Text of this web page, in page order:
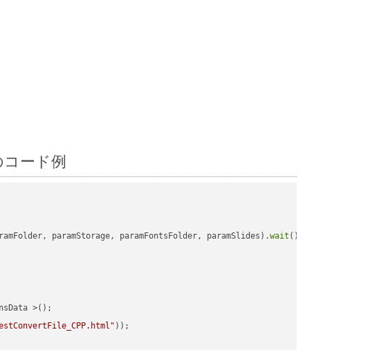
ード例
paramStorage, paramFontsFolder, paramSlides).wait ();
>();